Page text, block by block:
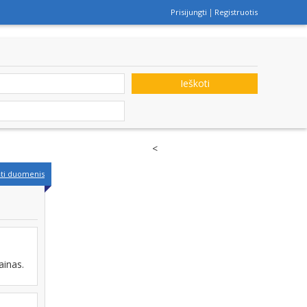
Prisijungti Registruotis
Ieškoti
duomenis
<